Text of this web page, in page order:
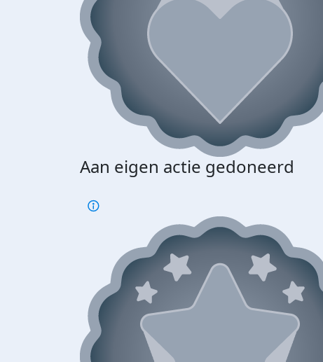
Aan eigen actie gedoneerd